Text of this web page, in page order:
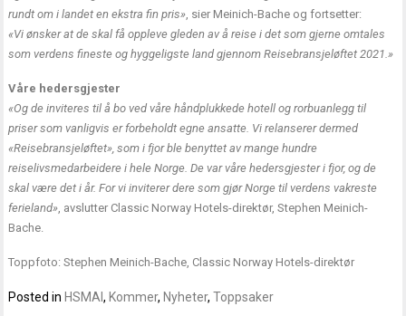
rundt om i landet en ekstra fin pris», sier Meinich-Bache og fortsetter:
«Vi ønsker at de skal få oppleve gleden av å reise i det som gjerne omtales
som verdens fineste og hyggeligste land gjennom Reisebransjeløftet 2021.»
Våre hedersgjester
«Og de inviteres til å bo ved våre håndplukkede hotell og rorbuanlegg til
priser som vanligvis er forbeholdt egne ansatte. Vi relanserer dermed
«Reisebransjeløftet», som i fjor ble benyttet av mange hundre
reiselivsmedarbeidere i hele Norge. De var våre hedersgjester i fjor, og de
skal være det i år. For vi inviterer dere som gjør Norge til verdens vakreste
ferieland», avslutter Classic Norway Hotels-direktør, Stephen Meinich-
Bache.
Toppfoto: Stephen Meinich-Bache, Classic Norway Hotels-direktør
Posted in HSMAI, Kommer, Nyheter,Toppsaker